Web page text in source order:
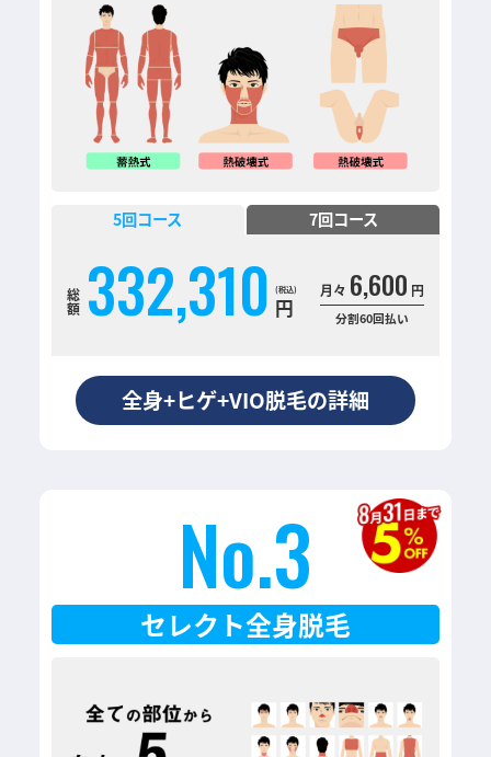
5回コース 7回コース
総
額 332,310 円
月々 6,600 円
分割60回払い
全身+ヒゲ+VIO脱毛の詳細
No.3
セレクト全身脱毛